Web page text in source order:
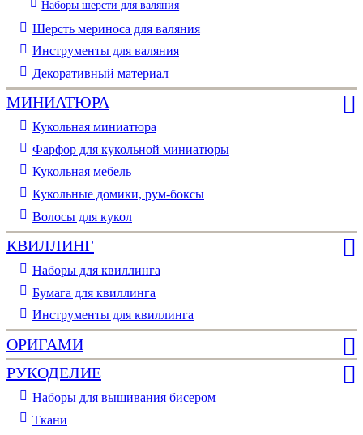
Наборы шерсти для валяния
Шерсть мериноса для валяния
Инструменты для валяния
Декоративный материал
МИНИАТЮРА
Кукольная миниатюра
Фарфор для кукольной миниатюры
Кукольная мебель
Кукольные домики, рум-боксы
Волосы для кукол
КВИЛЛИНГ
Наборы для квиллинга
Бумага для квиллинга
Инструменты для квиллинга
ОРИГАМИ
РУКОДЕЛИЕ
Наборы для вышивания бисером
Ткани